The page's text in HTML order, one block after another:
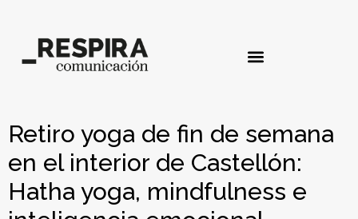
Retiro yoga de fin de semana
en el interior de Castellón:
Hatha yoga, mindfulness e